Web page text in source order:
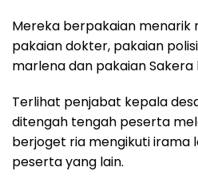
Mereka berpakaian menarik
pakaian dokter, pakaian
marlena dan pakaian Sakera
Terlihat penjabat kepala
ditengah tengah peserta
berjoget ria mengikuti irama
peserta yang lain.